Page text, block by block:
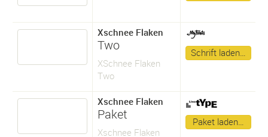
Xschnee Flaken
Two
XSchnee Flaken
Two
Schrift laden…
Xschnee Flaken
Paket
Xschnee Flaken
Paket laden…